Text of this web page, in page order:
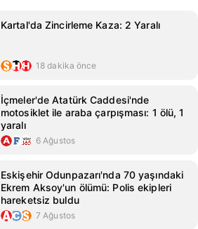
Kartal'da Zincirleme Kaza: 2 Yaralı
18 dakika önce
İçmeler'de Atatürk Caddesi'nde
motosiklet ile araba çarpışması: 1 ölü, 1
yaralı
6 Ağustos
Eskişehir Odunpazarı'nda 70 yaşındaki
Ekrem Aksoy'un ölümü: Polis ekipleri
hareketsiz buldu
7 Ağustos